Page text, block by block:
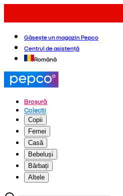
Găsește un magazin Pepco
Centrul de asistență
Română
Broșură
Colecții
Copii
Femei
Casă
Bebeluși
Bărbați
Altele